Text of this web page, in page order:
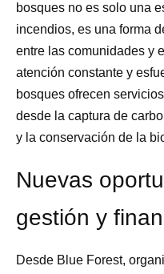
bosques no es solo una
incendios, es una forma
entre las comunidades y
atención constante y
bosques ofrecen
desde la captura de
y la conservación de la
Nuevas
gestión y
Desde Blue Forest,